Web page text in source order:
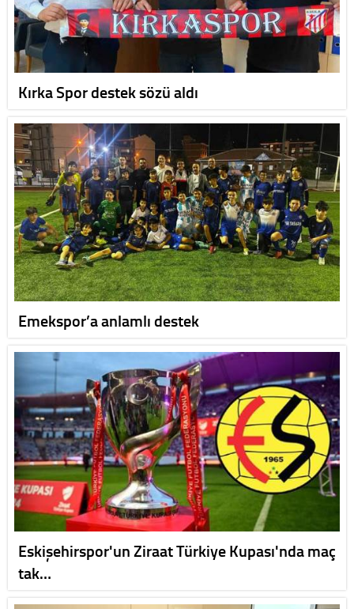
Kırka Spor destek sözü aldı
Emekspor’a anlamlı destek
Eskişehirspor'un Ziraat Türkiye Kupası'nda maç
tak…